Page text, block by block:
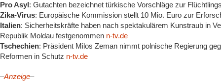
Pro Asyl: Gutachten bezeichnet türkische Vorschläge zur
Zika-Virus: Europäische Kommission stellt 10 Mio. Euro zur
Italien: Sicherheitskräfte haben nach spektakulärem Kunstraub in
Republik Moldau festgenommen n-tv.de
Tschechien: Präsident Milos Zeman nimmt polnische Regierung
Reformen in Schutz n-tv.de
–Anzeige–